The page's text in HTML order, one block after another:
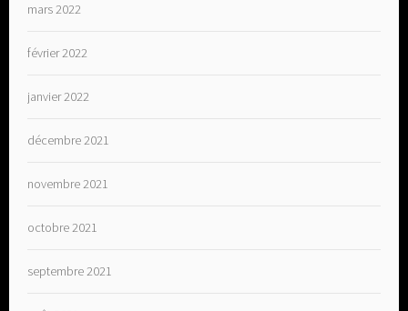
mars 2022
février 2022
janvier 2022
décembre 2021
novembre 2021
octobre 2021
septembre 2021